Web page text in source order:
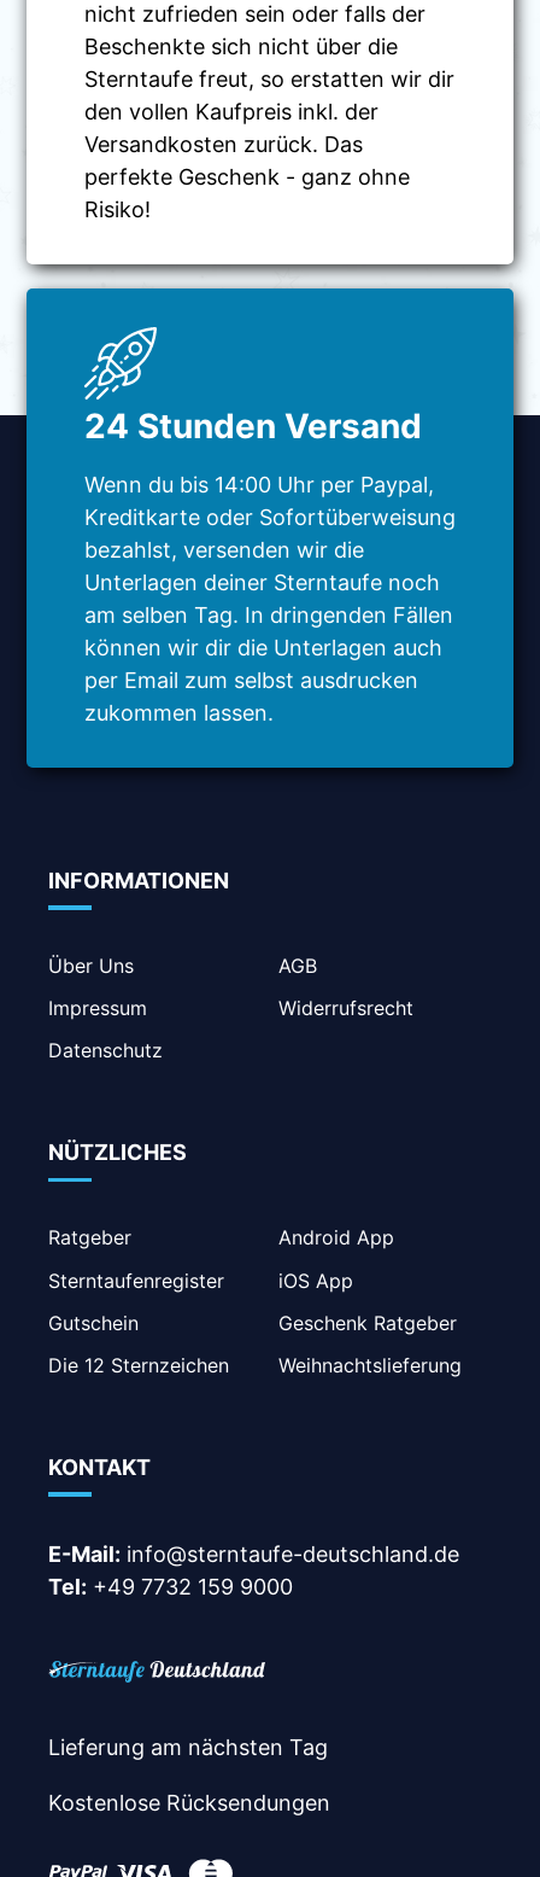
nicht zufrieden sein oder falls der
Beschenkte sich nicht über die
Sterntaufe freut, so erstatten wir dir
den vollen Kaufpreis inkl. der
Versandkosten zurück. Das
perfekte Geschenk - ganz ohne
Risiko!
24 Stunden Versand
Wenn du bis 14:00 Uhr per Paypal,
Kreditkarte oder Sofortüberweisung
bezahlst, versenden wir die
Unterlagen deiner Sterntaufe noch
am selben Tag. In dringenden Fällen
können wir dir die Unterlagen auch
per Email zum selbst ausdrucken
zukommen lassen.
INFORMATIONEN
Über Uns
Impressum
Datenschutz
AGB
Widerrufsrecht
NÜTZLICHES
Ratgeber
Sterntaufenregister
Gutschein
Die 12 Sternzeichen
Android App
iOS App
Geschenk Ratgeber
Weihnachtslieferung
KONTAKT
E-Mail: info@sterntaufe-deutschland.de
Tel: +49 7732 159 9000
Lieferung am nächsten Tag
Kostenlose Rücksendungen